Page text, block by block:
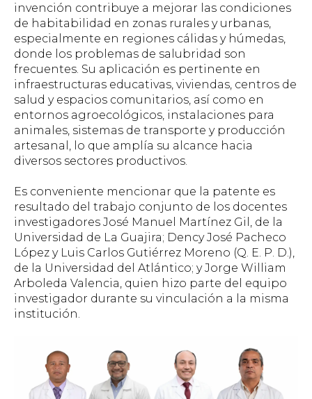
invención contribuye a mejorar las condiciones
de habitabilidad en zonas rurales y urbanas,
especialmente en regiones cálidas y húmedas,
donde los problemas de salubridad son
frecuentes. Su aplicación es pertinente en
infraestructuras educativas, viviendas, centros de
salud y espacios comunitarios, así como en
entornos agroecológicos, instalaciones para
animales, sistemas de transporte y producción
artesanal, lo que amplía su alcance hacia
diversos sectores productivos.
Es conveniente mencionar que la patente es
resultado del trabajo conjunto de los docentes
investigadores José Manuel Martínez Gil, de la
Universidad de La Guajira; Dency José Pacheco
López y Luis Carlos Gutiérrez Moreno (Q. E. P. D.),
de la Universidad del Atlántico; y Jorge William
Arboleda Valencia, quien hizo parte del equipo
investigador durante su vinculación a la misma
institución.